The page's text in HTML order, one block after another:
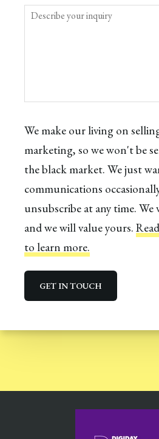
We make our living on
marketing, so we won't be
the black market. We just
communications
unsubscribe at any time. We
and we will value yours.
to learn more.